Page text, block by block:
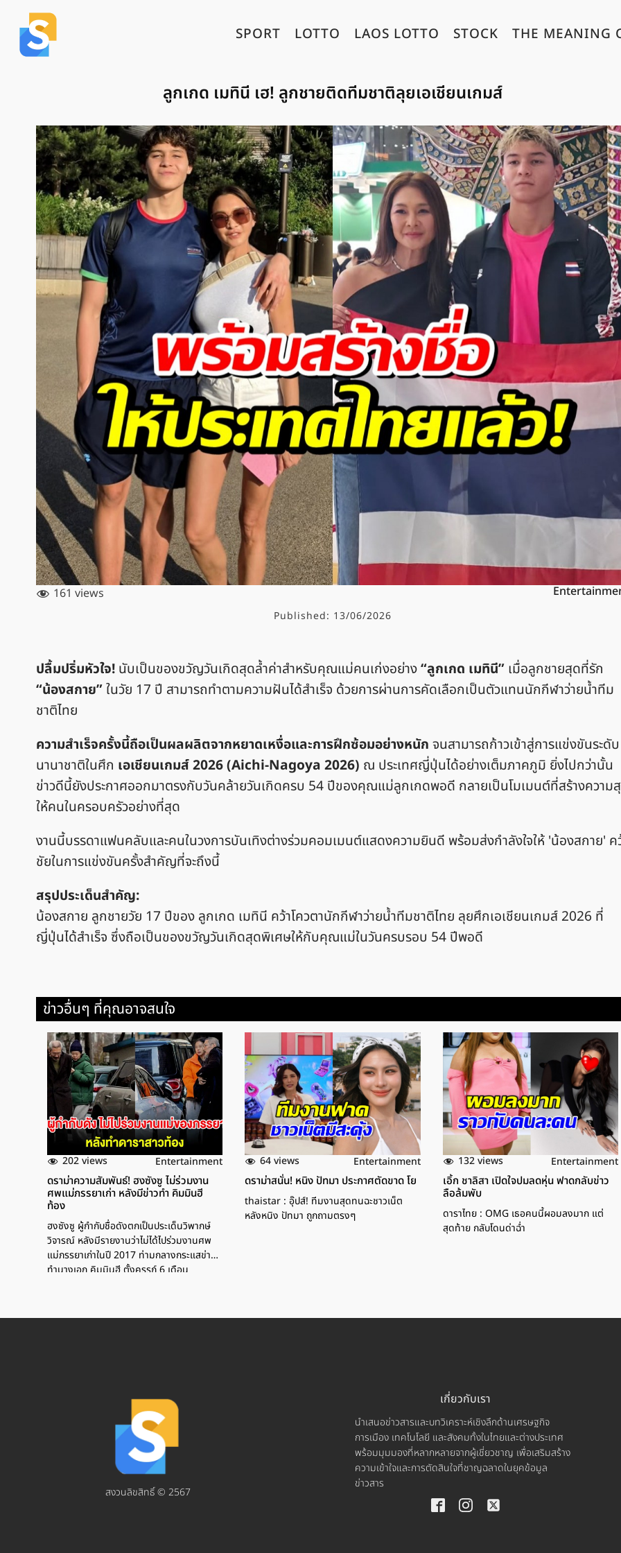
SPORT LOTTO LAOS LOTTO STOCK THE MEANING
ลูกเกด เมทินี เฮ! ลูกชายติดทีมชาติลุยเอเชียนเกมส์
161 views
Published: 13/06/2026
ปลื้มปริ่มหัวใจ! นับเป็นของขวัญวันเกิดสุดล้ำค่าสำหรับคุณแม่คนเก่งอย่าง“ลูกเกด เมทินี” เมื่อลูกชายสุดที่รัก
“น้องสกาย”ในวัย 17 ปี สามารถทำตามความฝันได้สำเร็จ ด้วยการผ่านการคัดเลือกเป็นตัวแทนนักกีฬาว่ายน้ำทีม
ชาติไทย
ความสำเร็จครั้งนี้ถือเป็นผลผลิตจากหยาดเหงื่อและการฝึกซ้อมอย่างหนัก จนสามารถก้าวเข้าสู่การแข่งขันระดับ
นานาชาติในศึก เอเชียนเกมส์ 2026 (Aichi-Nagoya 2026) ณ ประเทศญี่ปุ่นได้อย่างเต็มภาคภูมิ ยิ่งไปกว่านั้น
ข่าวดีนี้ยังประกาศออกมาตรงกับวันคล้ายวันเกิดครบ 54 ปีของคุณแม่ลูกเกดพอดี กลายเป็นโมเมนต์ที่สร้างความ
ให้คนในครอบครัวอย่างที่สุด
งานนี้บรรดาแฟนคลับและคนในวงการบันเทิงต่างร่วมคอมเมนต์แสดงความยินดี พร้อมส่งกำลังใจให้ 'น้องสกาย' ค
ชัยในการแข่งขันครั้งสำคัญที่จะถึงนี้
สรุปประเด็นสำคัญ:
น้องสกาย ลูกชายวัย 17 ปีของ ลูกเกด เมทินี คว้าโควตานักกีฬาว่ายน้ำทีมชาติไทย ลุยศึกเอเชียนเกมส์ 2026 ที่
ญี่ปุ่นได้สำเร็จ ซึ่งถือเป็นของขวัญวันเกิดสุดพิเศษให้กับคุณแม่ในวันครบรอบ 54 ปีพอดี
ข่าวอื่นๆ ที่คุณอาจสนใจ
202 views Entertainment
ดราม่าความสัมพันธ์! ฮงซังซู ไม่ร่วมงาน
ศพแม่ภรรยาเก่า หลังมีข่าวทำ คิมมินฮี
ท้อง
ฮงซังซู ผู้กำกับชื่อดังตกเป็นประเด็นวิพากษ์
วิจารณ์ หลังมีรายงานว่าไม่ได้ไปร่วมงานศพ
แม่ภรรยาเก่าในปี 2017 ท่ามกลางกระแสข่าว
ทำนางเอก คิมมินฮี ตั้งครรภ์ 6 เดือน
64 views Entertainment
ดราม่าสนั่น! หนิง ปัทมา ประกาศตัดขาด โย
thaistar : อุ๊ปส์! ทีมงานสุดทนฉะชาวเน็ต
หลังหนิง ปัทมา ถูกถามตรงๆ
132 views Entertainment
เอิ้ก ชาลิสา เปิดใจปมลดหุ่น ฟาดกลับข่าว
ลือล้มพับ
ดาราไทย : OMG เธอคนนี้ผอมลงมาก แต่
สุดท้าย กลับโดนด่าฉ่ำ
สงวนลิขสิทธิ์ © 2567
เกี่ยวกับเรา
นำเสนอข่าวสารและบทวิเคราะห์เชิงลึกด้านเศรษฐกิจ
การเมือง เทคโนโลยี และสังคมทั้งในไทยและต่างประเทศ
พร้อมมุมมองที่หลากหลายจากผู้เชี่ยวชาญ เพื่อเสริมสร้าง
ความเข้าใจและการตัดสินใจที่ชาญฉลาดในยุคข้อมูล
ข่าวสาร